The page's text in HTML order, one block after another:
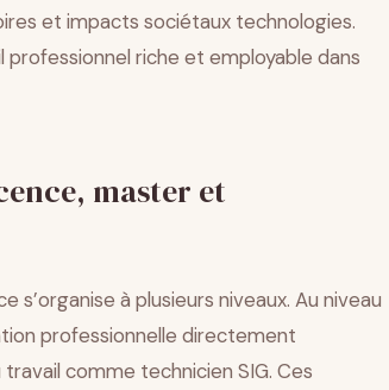
et impacts sociétaux technologies.
riche et employable dans
master et
à plusieurs niveaux. Au niveau
professionnelle directement
comme technicien SIG. Ces